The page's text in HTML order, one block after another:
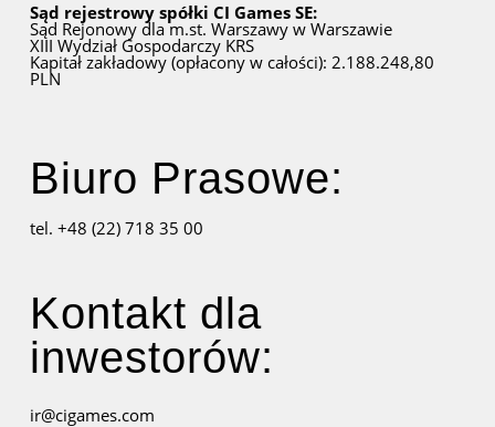
Sąd rejestrowy spółki CI Games SE:
Sąd Rejonowy dla m.st. Warszawy w Warszawie
XIII Wydział Gospodarczy KRS
Kapitał zakładowy (opłacony w całości): 2.188.248,80
PLN
Biuro Prasowe:
tel. +48 (22) 718 35 00
Kontakt dla
inwestorów:
ir@cigames.com